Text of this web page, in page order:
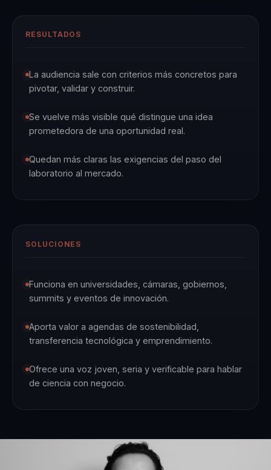
RESULTADOS
La audiencia sale con criterios más concretos para
pivotar, validar y construir.
Se vuelve más visible qué distingue una idea
prometedora de una oportunidad real.
Quedan más claras las exigencias del paso del
laboratorio al mercado.
SOLUCIONES
Funciona en universidades, cámaras, gobiernos,
summits y eventos de innovación.
Aporta valor a agendas de sostenibilidad,
transferencia tecnológica y emprendimiento.
Ofrece una voz joven, seria y verificable para hablar
de ciencia con negocio.